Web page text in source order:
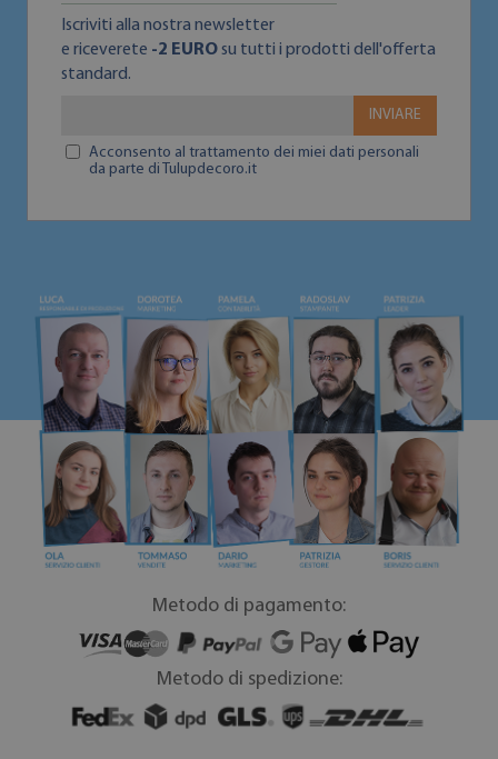
Iscriviti alla nostra newsletter
e riceverete -2 EUROsu tutti i prodotti dell'offerta
standard.
INVIARE
Acconsento al trattamento dei miei dati personali
da parte di Tulupdecoro.it
Metodo di pagamento:
Metodo di spedizione: